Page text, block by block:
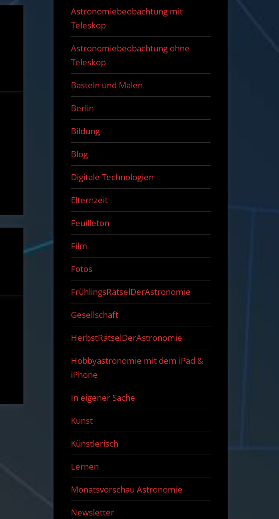
Astronomiebeobachtung mit
Teleskop
Astronomiebeobachtung ohne
Teleskop
Basteln und Malen
Berlin
Bildung
Blog
Digitale Technologien
Elternzeit
Feuilleton
Film
Fotos
FrühlingsRätselDerAstronomie
Gesellschaft
HerbstRätselDerAstronomie
Hobbyastronomie mit dem iPad &
iPhone
In eigener Sache
Kunst
Künstlerisch
Lernen
Monatsvorschau Astronomie
Newsletter